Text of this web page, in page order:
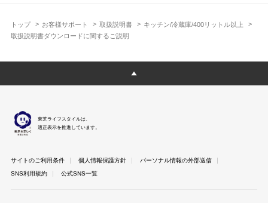
トップ お客様サポート 取扱説明書
キッチン/冷蔵庫/400リットル以上
取扱説明書ダウンロードに関するご説明
明書以外の印刷物が同梱されている場合がありますが、本サイト
ではそれらを全て公開しておりませんのであらかじめご了承くだ
本サイトのサービスは予告なく中止または内容を変更する場合が
ございますのであらかじめご了承ください。
さま以外からのお問い合わせにはお答えできない場合があります
のであらかじめご了承ください。
東芝ライフスタイルは、
適正表示を推進しています。
サイトのご利用条件 個人情報保護方針
パーソナル情報の外部送信
SNS利用規約
公式SNS一覧